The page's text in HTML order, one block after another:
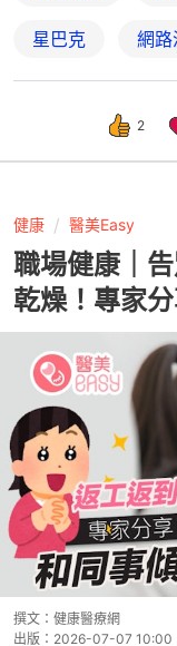
星巴克 網
2
健康 醫美Easy
職場健康｜
乾燥！專家
撰文： 健康醫療網
出版： 2026-07-07 10:00